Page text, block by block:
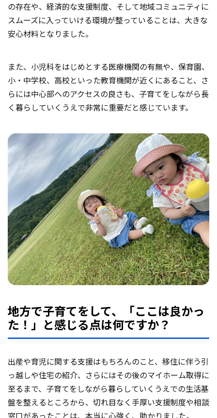
の存在や、経済的な支援制度、そして地域コミュニティに
スムーズに入っていける環境が整っていることは、大きな
安心材料となりました。
また、小児科をはじめとする医療機関の有無や、保育園、
小・中学校、高校といった教育機関が近くにあること、さ
らには中心部へのアクセスの良さも、子育てをしながら長
く暮らしていくうえで非常に重要だと感じています。
地方で子育てをして、「ここは良かっ
た！」と感じる点は何ですか？
出産や育児に関する支援はもちろんのこと、移住に伴う引
っ越しや住宅の紹介、さらにはその後のマイホーム取得に
至るまで、子育てをしながら暮らしていくうえでの生活基
盤を整えるところから、切れ目なく手厚い支援制度や相談